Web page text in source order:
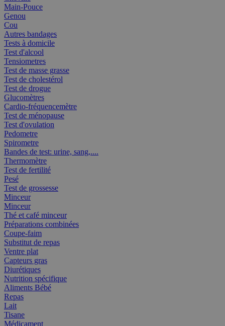
Main-Pouce
Genou
Cou
Autres bandages
Tests à domicile
Test d'alcool
Tensiometres
Test de masse grasse
Test de cholestérol
Test de drogue
Glucomètres
Cardio-fréquencemètre
Test de ménopause
Test d'ovulation
Pedometre
Spirometre
Bandes de test: urine, sang,....
Thermomètre
Test de fertilité
Pesé
Test de grossesse
Minceur
Minceur
Thé et café minceur
Préparations combinées
Coupe-faim
Substitut de repas
Ventre plat
Capteurs gras
Diurétiques
Nutrition spécifique
Aliments Bébé
Repas
Lait
Tisane
Médicament